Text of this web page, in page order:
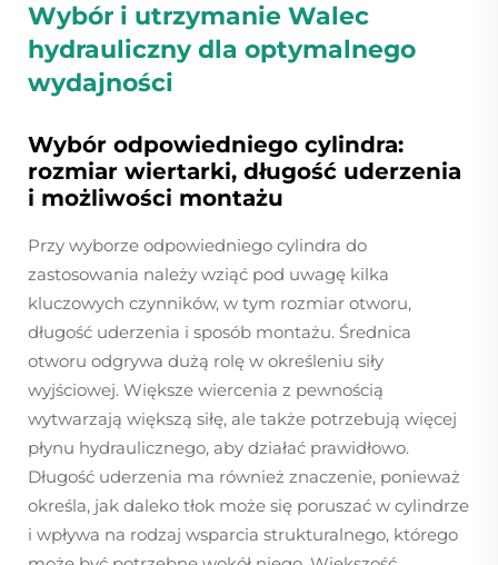
Wybór i utrzymanie Walec
hydraulicznydla optymalnego
wydajności
Wybór odpowiedniego cylindra:
rozmiar wiertarki, długość uderzenia
i możliwości montażu
Przy wyborze odpowiedniego cylindra do
zastosowania należy wziąć pod uwagę kilka
kluczowych czynników, w tym rozmiar otworu,
długość uderzenia i sposób montażu. Średnica
otworu odgrywa dużą rolę w określeniu siły
wyjściowej. Większe wiercenia z pewnością
wytwarzają większą siłę, ale także potrzebują więcej
płynu hydraulicznego, aby działać prawidłowo.
Długość uderzenia ma również znaczenie, ponieważ
określa, jak daleko tłok może się poruszać w cylindrze
i wpływa na rodzaj wsparcia strukturalnego, którego